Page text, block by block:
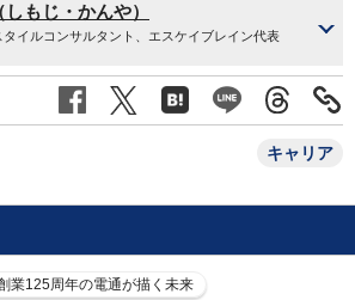
もじ・かんや）
タイルコンサルタント、エスケイブレイン代表
キャリア
業125周年の電通が描く未来